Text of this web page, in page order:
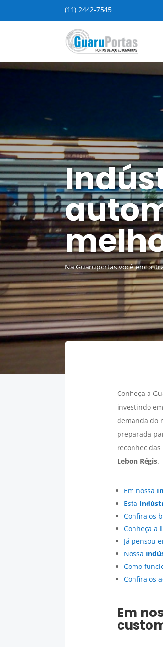
(11) 2442-7545
Na Guaruportas você
Conheça a
investindo
demanda do
preparada
reconhecidas
Lebon Régis.
Em nossa
Esta
Confira os
Conheça a
Já pensou
Nossa
Como
Confira os
Em